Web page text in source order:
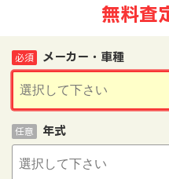
無料査
メーカー・車種
必須
年式
任意